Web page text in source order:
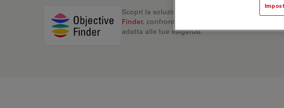
Scopri la soluzione perfetta. Esplora il nostro
Finder, confronta le alternative e trova l’opzione
adatta alle tue esigenze.